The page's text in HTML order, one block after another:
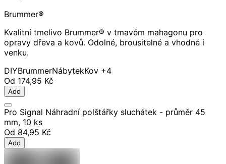
Brummer®
Kvalitní tmelivo Brummer® v tmavém mahagonu pro
opravy dřeva a kovů. Odolné, brousitelné a vhodné i
venku.
DIYBrummerNábytekKov +4
Od 174,95 Kč
Add
Pro Signal Náhradní polštářky sluchátek - průměr 45
mm, 10 ks
Od 84,95 Kč
Add